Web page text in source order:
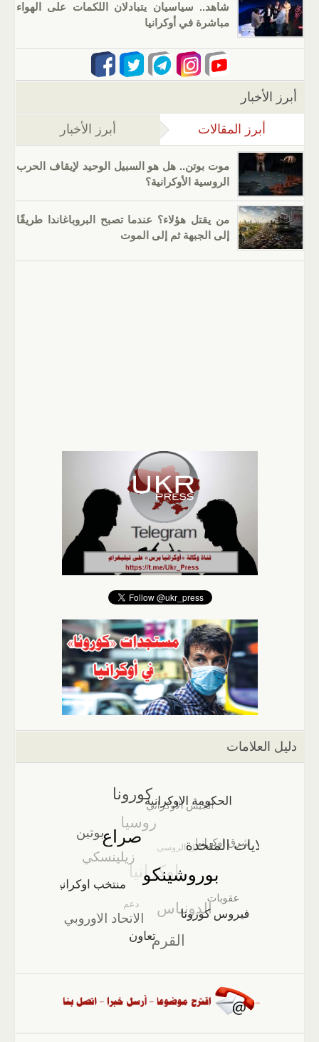
شاهد.. سياسيان يتبادلان اللكمات على الهواء
مباشرة في أوكرانيا
أبرز الأخبار
أبرز المقالات (علامة التبويب النشطة)
أبرز الأخبار
موت بوتن.. هل هو السبيل الوحيد لإيقاف الحرب
الروسية الأوكرانية؟
من يقتل هؤلاء؟ عندما تصبح البروباغاندا طريقًا
إلى الجبهة ثم إلى الموت
دليل العلامات